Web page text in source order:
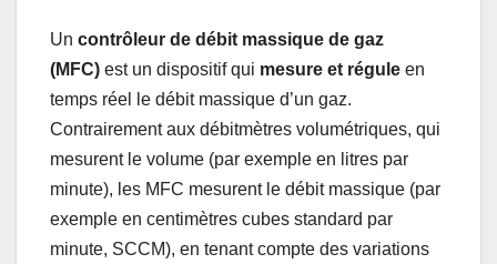
Un contrôleur de débit massique de gaz
(MFC) est un dispositif qui mesure et régule en
temps réel le débit massique d’un gaz.
Contrairement aux débitmètres volumétriques, qui
mesurent le volume (par exemple en litres par
minute), les MFC mesurent le débit massique (par
exemple en centimètres cubes standard par
minute, SCCM), en tenant compte des variations